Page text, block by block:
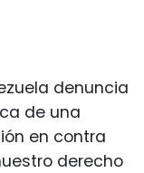
denuncia
de una
en contra
derecho